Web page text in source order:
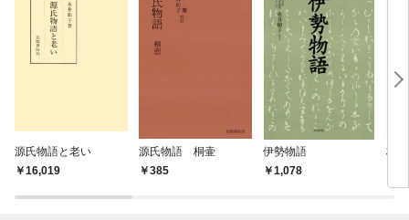
源氏物語と老い
16,019
源氏物語 桐壷
385
伊勢物語
1,078
校